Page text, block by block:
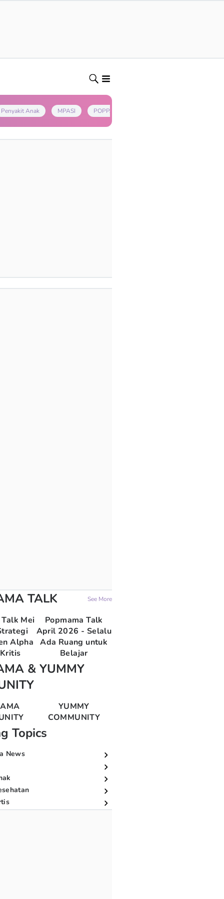
Penyakit Anak MPASI POPPAPA
TALK See More
Mei
Alpha
Popmama Talk
April 2026 - Selalu
Ada Ruang untuk
Belajar
& YUMMY
YUMMY
COMMUNITY
Topics
News